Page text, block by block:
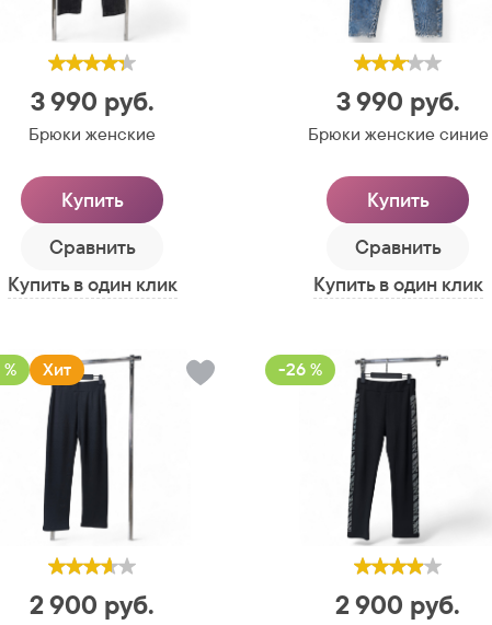
3 990 руб.
Брюки женские
Купить
Сравнить
Купить в один клик
3 990 руб.
Брюки женские синие
Купить
Сравнить
Купить в один клик
Хит
2 900 руб.
-26 %
2 900 руб.